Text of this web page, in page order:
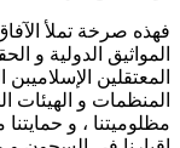
فهذه صرخة تملأ
المواثيق الدولية و
المعتقلين
المنظمات و الهيئات
مظلوميتنا ، و